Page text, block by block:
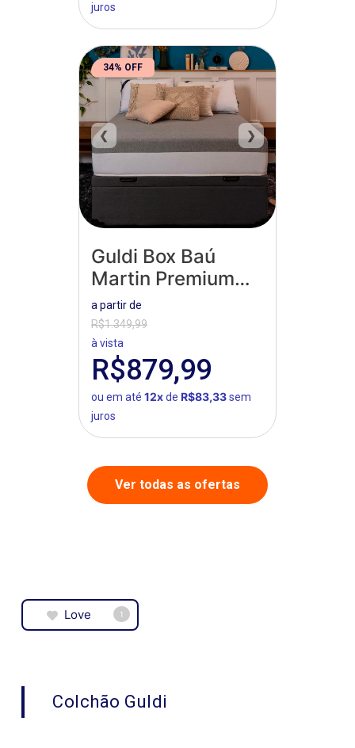
juros
34% OFF
❮ ❯
Guldi Box Baú
Martin Premium
Suede
a partir de
R$1.349,99
à vista
R$879,99
ou em até 12xde R$83,33sem
juros
Ver todas as ofertas
Love 1
Colchão Guldi